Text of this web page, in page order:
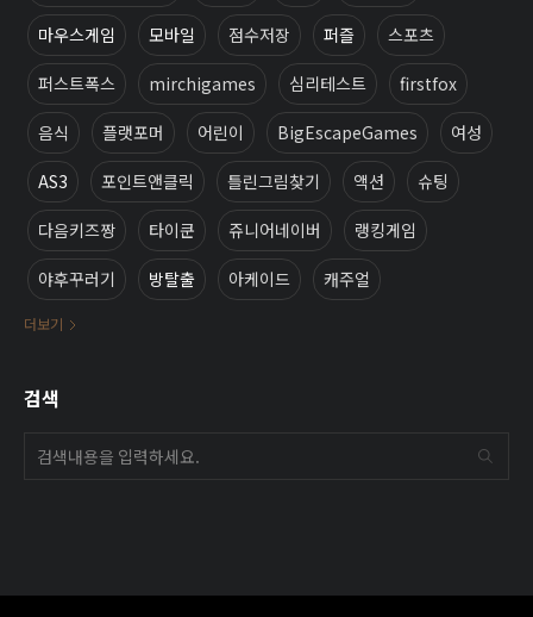
마우스게임 모바일 점수저장 퍼즐 스포츠
퍼스트폭스 mirchigames 심리테스트 firstfox
음식 플랫포머 어린이 BigEscapeGames 여성
AS3 포인트앤클릭 틀린그림찾기 액션 슈팅
다음키즈짱 타이쿤 쥬니어네이버 랭킹게임
야후꾸러기 방탈출 아케이드 캐주얼
더보기
검색